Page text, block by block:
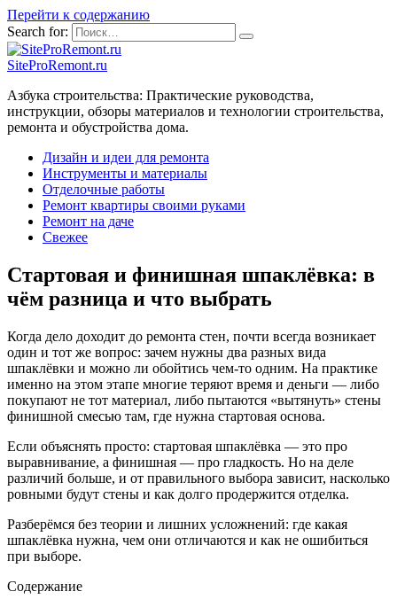
Перейти к содержанию
Search for:
SiteProRemont.ru
Азбука строительства: Практические руководства,
инструкции, обзоры материалов и технологии строительства,
ремонта и обустройства дома.
Дизайн и идеи для ремонта
Инструменты и материалы
Отделочные работы
Ремонт квартиры своими руками
Ремонт на даче
Свежее
Стартовая и финишная шпаклёвка: в
чём разница и что выбрать
Когда дело доходит до ремонта стен, почти всегда возникает
один и тот же вопрос: зачем нужны два разных вида
шпаклёвки и можно ли обойтись чем-то одним. На практике
именно на этом этапе многие теряют время и деньги — либо
покупают не тот материал, либо пытаются «вытянуть» стены
финишной смесью там, где нужна стартовая основа.
Если объяснять просто: стартовая шпаклёвка — это про
выравнивание, а финишная — про гладкость. Но на деле
различий больше, и от правильного выбора зависит, насколько
ровными будут стены и как долго продержится отделка.
Разберёмся без теории и лишних усложнений: где какая
шпаклёвка нужна, чем они отличаются и как не ошибиться
при выборе.
Содержание